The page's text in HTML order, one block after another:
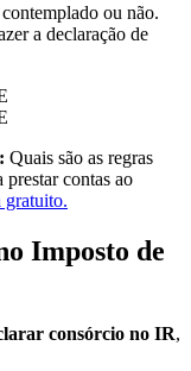
ou não.
a declaração de
Quais são as regras
prestar contas ao
gratuito.
Imposto de
consórcio no IR,